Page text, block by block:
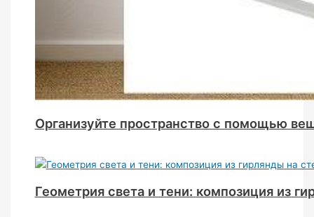
Организуйте пространство с помощью
Геометрия света и тени: композиция из